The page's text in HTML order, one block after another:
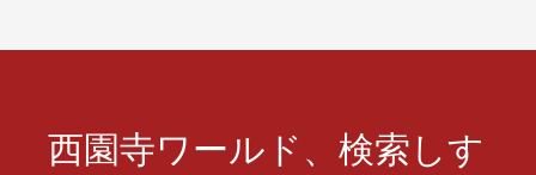
ョ
西園寺ワールド、検索しす